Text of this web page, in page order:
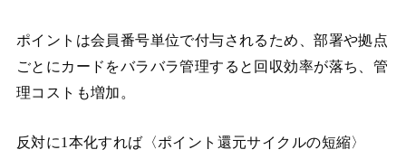
ポイントは会員番号単位で付与されるため、部署や拠点
ごとにカードをバラバラ管理すると回収効率が落ち、管
理コストも増加。
反対に1本化すれば〈ポイント還元サイクルの短縮〉